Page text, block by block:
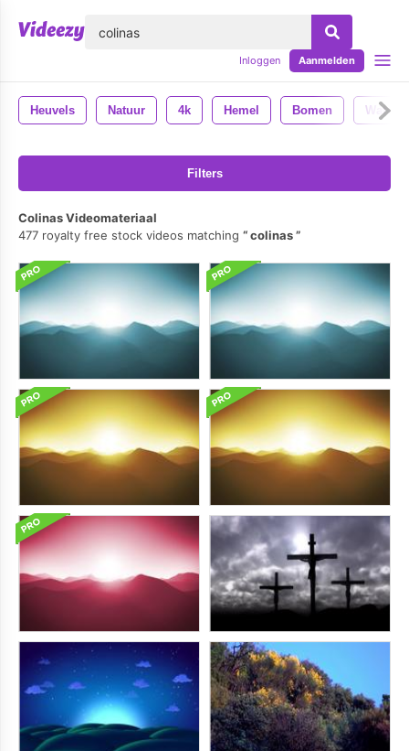
Inloggen Aanmelden
Heuvels Natuur 4k Hemel Bomen Water
Filters
Colinas Videomateriaal
477 royalty free stock videos matching
colinas